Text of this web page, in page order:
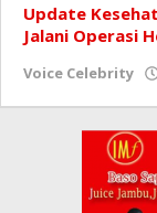
Update
Jalani Operasi
Voice Celebrity